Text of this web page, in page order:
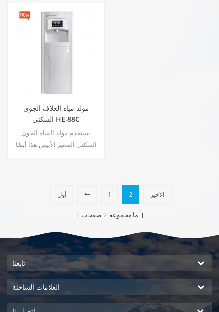
مولد مياه الغلاف الجوي
السكني HE-88C
يستخدم مولد المياه الجوي
السكني الصغير الأبيض هذا أيضًا
أول
1 2 الاخير
[ ما مجموعه2 صفحات ]
تابعنا
العلامات الساخنة